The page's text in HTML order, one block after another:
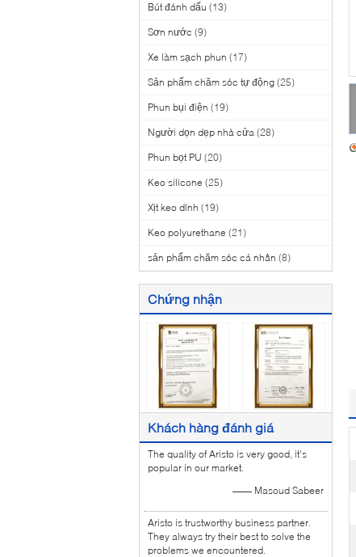
Bút đánh dấu (13)
Sơn nước (9)
Xe làm sạch phun (17)
Sản phẩm chăm sóc tự động (25)
Phun bụi điện (19)
Người dọn dẹp nhà cửa (28)
Phun bọt PU (20)
Keo silicone (25)
Xịt keo dính (19)
Keo polyurethane (21)
sản phẩm chăm sóc cá nhân (8)
Chứng nhận
Khách hàng đánh giá
The quality of Aristo is very good, it's
popular in our market.
—— Masoud Sabeer
Aristo is trustworthy business partner.
They always try their best to solve the
problems we encountered.